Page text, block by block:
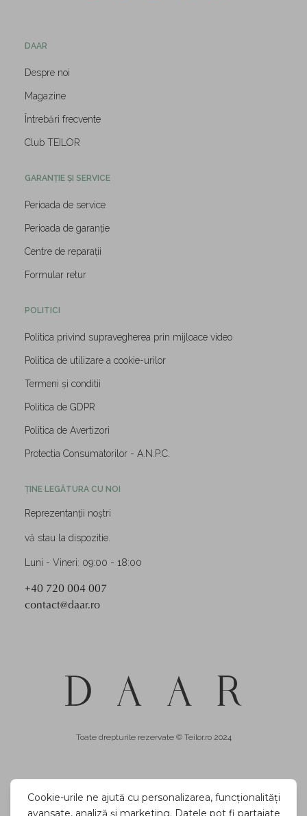
DAAR
Despre noi
Magazine
Întrebări frecvente
Club TEILOR
GARANȚIE ȘI SERVICE
Perioada de service
Perioada de garanție
Centre de reparații
Formular retur
POLITICI
Politica privind supravegherea prin mijloace video
Politica de utilizare a cookie-urilor
Termeni și conditii
Politica de GDPR
Politica de Avertizori
Protectia Consumatorilor - A.N.P.C.
ȚINE LEGĂTURA CU NOI
Reprezentanții noștri
vă stau la dispozitie.
Luni - Vineri: 09:00 - 18:00
+40 720 004 007
contact@daar.ro
Toate drepturile rezervate © Teilor.ro 2024